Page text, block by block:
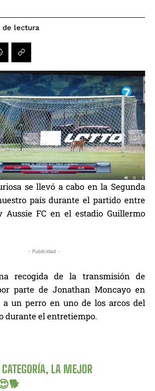
de lectura
se llevó a cabo en la Segunda
país durante el partido entre
Aussie FC en el estadio Guillermo
- Publicidad -
recogida de la transmisión de
parte de Jonathan Moncayo en
un perro en uno de los arcos del
durante el entretiempo.
LA MEJOR
😍🐕